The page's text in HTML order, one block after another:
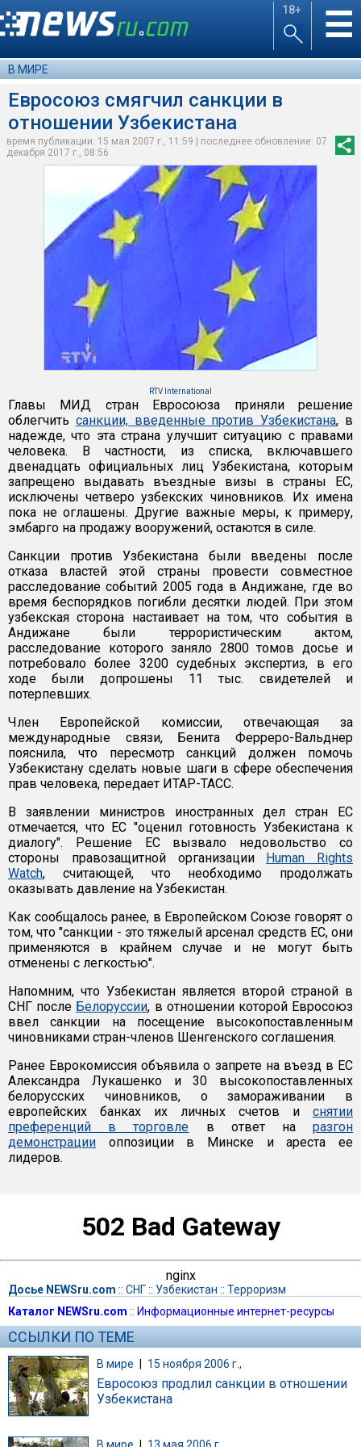
18+ ☰
В МИРЕ
Евросоюз смягчил санкции в
отношении Узбекистана
время публикации: 15 мая 2007 г., 11:59 | последнее обновление: 07
декабря 2017 г., 08:56
RTV International
Главы МИД стран Евросоюза приняли решение
облегчить санкции, введенные против Узбекистана, в
надежде, что эта страна улучшит ситуацию с правами
человека. В частности, из списка, включавшего
двенадцать официальных лиц Узбекистана, которым
запрещено выдавать въездные визы в страны ЕС,
исключены четверо узбекских чиновников. Их имена
пока не оглашены. Другие важные меры, к примеру,
эмбарго на продажу вооружений, остаются в силе.
Санкции против Узбекистана были введены после
отказа властей этой страны провести совместное
расследование событий 2005 года в Андижане, где во
время беспорядков погибли десятки людей. При этом
узбекская сторона настаивает на том, что события в
Андижане были террористическим актом,
расследование которого заняло 2800 томов досье и
потребовало более 3200 судебных экспертиз, в его
ходе были допрошены 11 тыс. свидетелей и
потерпевших.
Член Европейской комиссии, отвечающая за
международные связи, Бенита Ферреро-Вальднер
пояснила, что пересмотр санкций должен помочь
Узбекистану сделать новые шаги в сфере обеспечения
прав человека, передает ИТАР-ТАСС.
В заявлении министров иностранных дел стран ЕС
отмечается, что ЕС "оценил готовность Узбекистана к
диалогу". Решение ЕС вызвало недовольство со
стороны правозащитной организации Human Rights
Watch, считающей, что необходимо продолжать
оказывать давление на Узбекистан.
Как сообщалось ранее, в Европейском Союзе говорят о
том, что "санкции - это тяжелый арсенал средств ЕС, они
применяются в крайнем случае и не могут быть
отменены с легкостью".
Напомним, что Узбекистан является второй страной в
СНГ после Белоруссии, в отношении которой Евросоюз
ввел санкции на посещение высокопоставленным
чиновниками стран-членов Шенгенского соглашения.
Ранее Еврокомиссия объявила о запрете на въезд в ЕС
Александра Лукашенко и 30 высокопоставленных
белорусских чиновников, о замораживании в
европейских банках их личных счетов и снятии
преференций в торговле в ответ наразгон
демонстрации оппозиции в Минске и ареста ее
лидеров.
502 Bad Gateway
nginx
Досье NEWSru.com :: СНГ:: Узбекистан :: Терроризм
Каталог NEWSru.com :: Информационные интернет-ресурсы
ССЫЛКИ ПО ТЕМЕ
В мире 15 ноября 2006 г.,
Евросоюз продлил санкции в отношении
Узбекистана